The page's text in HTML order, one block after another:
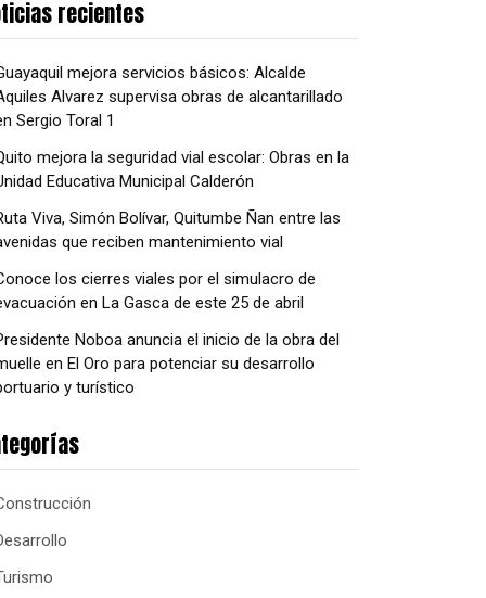
recientes
mejora servicios básicos: Alcalde
Alvarez supervisa obras de alcantarillado
Sergio Toral 1
mejora la seguridad vial escolar: Obras en la
Educativa Municipal Calderón
Viva, Simón Bolívar, Quitumbe Ñan entre las
que reciben mantenimiento vial
los cierres viales por el simulacro de
en La Gasca de este 25 de abril
Noboa anuncia el inicio de la obra del
en El Oro para potenciar su desarrollo
y turístico